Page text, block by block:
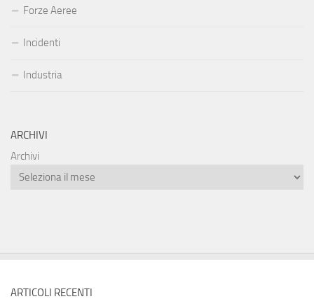
Forze Aeree
Incidenti
Industria
ARCHIVI
Archivi
ARTICOLI RECENTI